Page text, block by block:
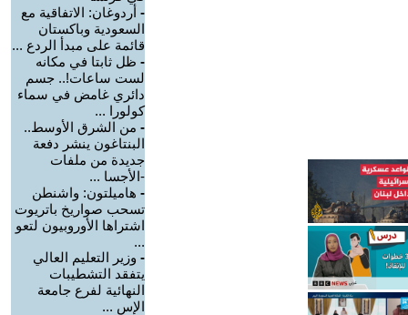
- أردوغان: الاتفاقية مع
السعودية وباكستان
قائمة على مبدأ الردع ...
- ظل ثابتا في مكانه
لست ساعات!.. جسم
دائري غامض في سماء
كولورا ...
- من الشرق الأوسط..
البنتاغون ينشر دفعة
جديدة من ملفات
-الأجسا ...
- هاميلتون: واشنطن
تسحب صواريخ باتريوت
اشتراها الأوروبيون لتعو
...
- وزير التعليم العالي
يتفقد التشطيبات
النهائية لفرع جامعة
الإس ...